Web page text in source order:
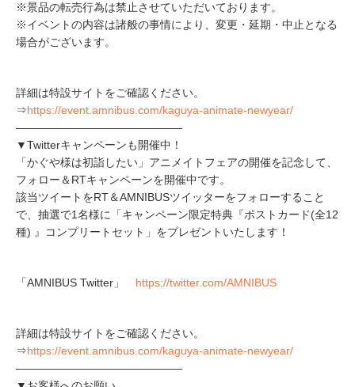
※景品の転売行為は禁止させていただいております。
※イベントの内容は諸般の事情により、変更・延期・中止となる
場合がございます。
詳細は特設サイトをご確認ください。
⇒https://event.amnibus.com/kaguya-animate-newyear/
―――――――――――――――
▼Twitterキャンペーンも開催中！
「かぐや様は初詣したい」アニメイトフェアの開催を記念して、
フォロー＆RTキャンペーンを開催中です。
該当ツイートをRT＆AMNIBUSツイッターをフォローすること
で、抽選で1名様に「キャンペーン限定特典『ポストカード(全12
種) 』コンプリートセット」をプレゼントいたします！
「AMNIBUS Twitter」 https://twitter.com/AMNIBUS
詳細は特設サイトをご確認ください。
⇒https://event.amnibus.com/kaguya-animate-newyear/
―――――――――――――――